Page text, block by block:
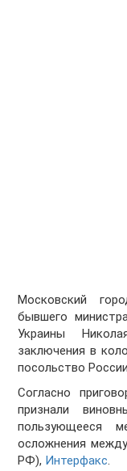
Московский
бывшего
Украины
заключения в
посольство
Согласно
признали
пользующееся
осложнения
РФ), Интерфакс.